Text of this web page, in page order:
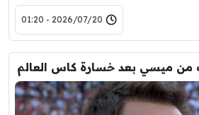
2026/07/20 - 01:20
ميسي بعد خسارة كاس العالم